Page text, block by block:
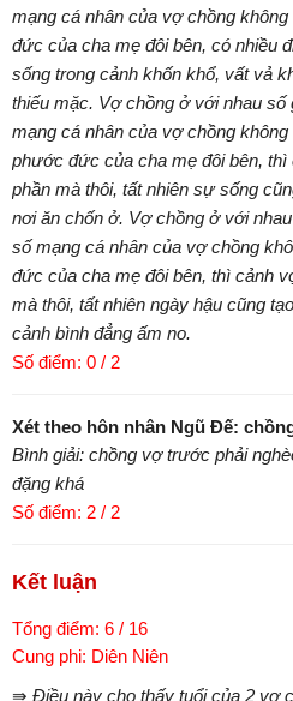
mạng cá nhân của vợ chồng
đức của cha mẹ đôi bên, có nhiều
sống trong cảnh khốn khổ, vất vả
thiếu mặc. Vợ chồng ở với nhau
mạng cá nhân của vợ chồng
phước đức của cha mẹ đôi bên, thì
phần mà thôi, tất nhiên sự sống
nơi ăn chốn ở. Vợ chồng ở với
số mạng cá nhân của vợ chồng
đức của cha mẹ đôi bên, thì cảnh
mà thôi, tất nhiên ngày hậu cũng
cảnh bình đẳng ấm no.
Số điểm: 0 / 2
Xét theo hôn nhân Ngũ Đế:
Bình giải: chồng vợ trước phải
đặng khá
Số điểm: 2 / 2
Kết luận
Tổng điểm: 6 / 16
Cung phi: Diên Niên
⇛ Điều này cho thấy tuổi của 2 vợ